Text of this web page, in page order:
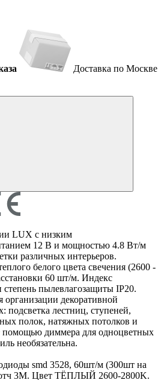
Доставка по Москве
LUX с низким
12 В и мощностью 4.8 Вт/м
различных интерьеров.
белого цвета свечения (2600 -
60 шт/м. Индекс
степень пылевлагозащиты IP20.
организации декоративной
подсветка лестниц, ступеней,
полок, натяжных потолков и
помощью диммера для одноцветных
необязательна.
smd 3528, 60шт/м (300шт на
3М. Цвет ТЁПЛЫЙ 2600-2800K.